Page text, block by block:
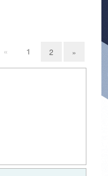
« 1 2 »